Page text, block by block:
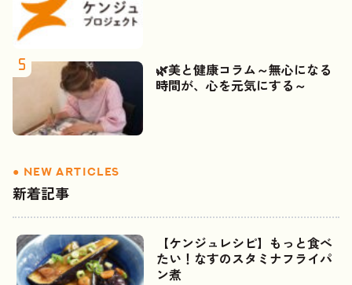
🌿美と健康コラム～無心になる
時間が、心を元気にする～
新着記事
【ケンジュレシピ】もっと食べ
たい！なすのスタミナフライパ
ン煮